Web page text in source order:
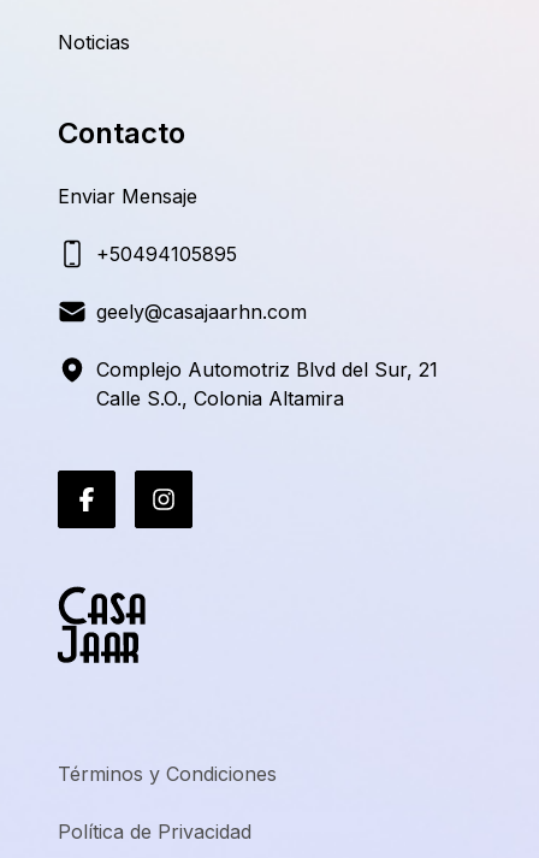
Noticias
Contacto
Enviar Mensaje
+50494105895
geely@casajaarhn.com
Complejo Automotriz Blvd del Sur, 21
Calle S.O., Colonia Altamira
Términos y Condiciones
Política de Privacidad